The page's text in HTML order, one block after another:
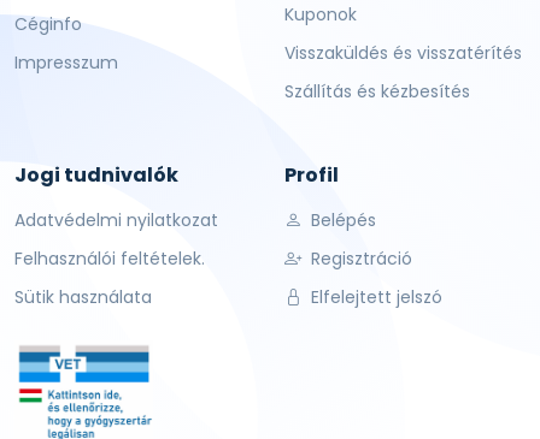
Céginfo
Impresszum
Kuponok
Visszaküldés és visszatérítés
Szállítás és kézbesítés
Jogi tudnivalók
Adatvédelmi nyilatkozat
Felhasználói feltételek.
Sütik használata
Profil
Belépés
Regisztráció
Elfelejtett jelszó